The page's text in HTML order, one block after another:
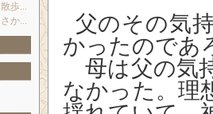
父のその気
かったのであ
母は父の気
なかった。理
歩...
か...